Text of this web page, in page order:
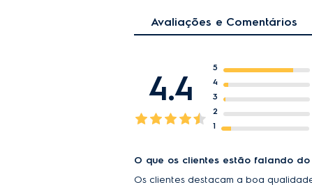
Avaliações e Comentários
4.4
5
4
3
2
1
O que os clientes estão falando
Os clientes destacam a boa